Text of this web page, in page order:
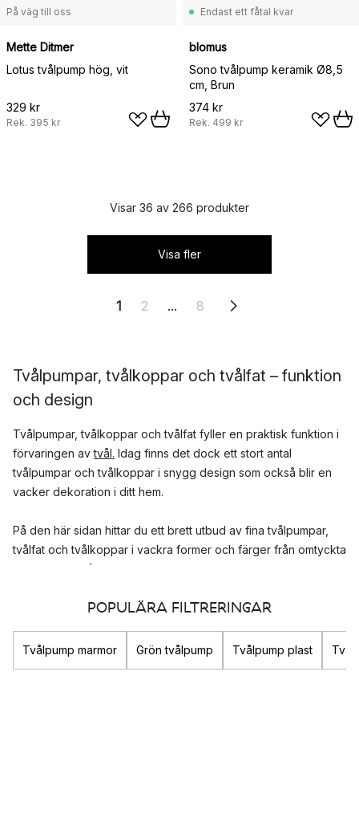
På väg till oss
Mette Ditmer
Lotus tvålpump hög, vit
329 kr
Rek. 395 kr
Endast ett fåtal kvar
blomus
Sono tvålpump keramik Ø8,5
cm, Brun
374 kr
Rek. 499 kr
Visar 36 av 266 produkter
Visa fler
1 2 ... 8
Tvålpumpar, tvålkoppar och tvålfat – funktion
och design
Tvålpumpar, tvålkoppar och tvålfat fyller en praktisk funktion i
förvaringen avtvål. Idag finns det dock ett stort antal
tvålpumpar och tvålkoppar i snygg design som också blir en
vacker dekoration i ditt hem.
På den här sidan hittar du ett brett utbud av fina tvålpumpar,
tvålfat och tvålkoppar i vackra former och färger från omtyckta
varumärken, så som
En tvålpump, tvålkopp eller ett tvålfat – vad
ska man välja?
POPULÄRA FILTRERINGAR
Tvålpump marmor Grön tvålpump Tvålpump plast